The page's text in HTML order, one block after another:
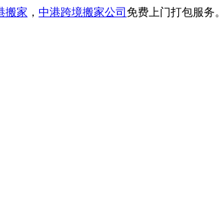
搬家 ， 中港跨境搬家公司 免费上门打包服务。